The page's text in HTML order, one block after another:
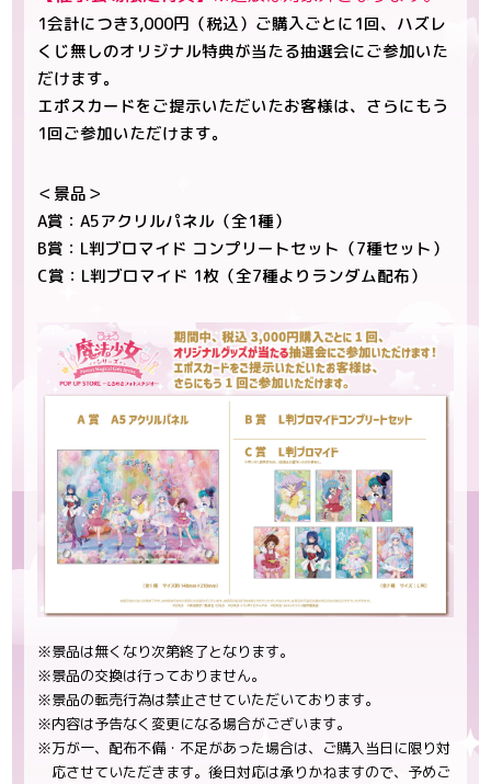
1会計につき3,000円（税込）ご購入ごとに1回、ハズレ
くじ無しのオリジナル特典が当たる抽選会にご参加いた
だけます。
エポスカードをご提示いただいたお客様は、さらにもう
1回ご参加いただけます。
＜景品＞
A賞：A5アクリルパネル（全1種）
B賞：L判ブロマイド コンプリートセット（7種セット）
C賞：L判ブロマイド 1枚（全7種よりランダム配布）
※景品は無くなり次第終了となります。
※景品の交換は行っておりません。
※景品の転売行為は禁止させていただいております。
※内容は予告なく変更になる場合がございます。
※万が一、配布不備・不足があった場合は、ご購入当日に限り対
応させていただきます。後日対応は承りかねますので、予めご